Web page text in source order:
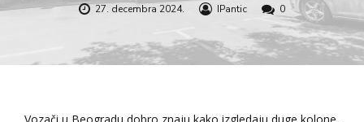
27. decembra 2024. IPantic 0